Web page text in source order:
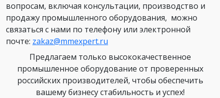
вопросам, включая консультации, производство и
продажу промышленного оборудования, можно
связаться с нами по телефону или электронной
почте: zakaz@mmexpert.ru
Предлагаем только высококачественное
промышленное оборудование от проверенных
российских производителей, чтобы обеспечить
вашему бизнесу стабильность и успех!